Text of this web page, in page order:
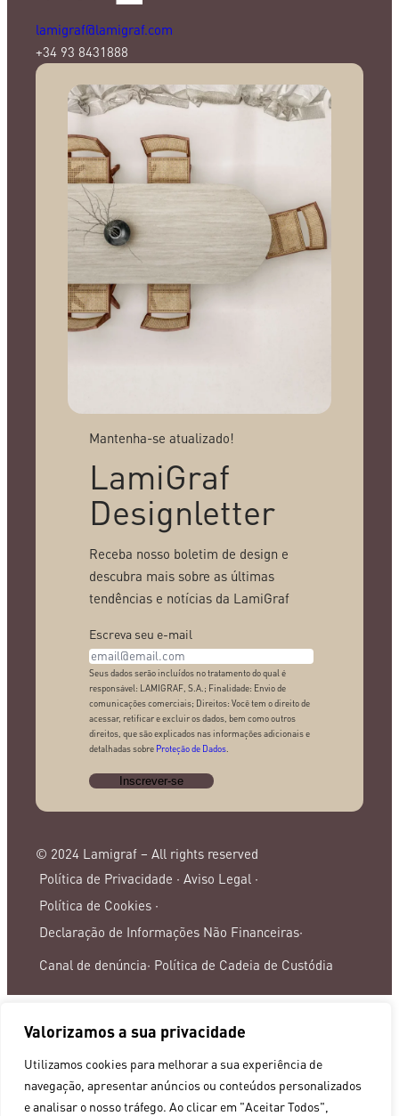
Valorizamos a sua privacidade
Utilizamos cookies para melhorar a sua experiência de
navegação, apresentar anúncios ou conteúdos personalizados
e analisar o nosso tráfego. Ao clicar em "Aceitar Todos",
lamigraf@lamigraf.com
+34 93 8431888
Mantenha-se atualizado!
LamiGraf
Designletter
Receba nosso boletim de design e
descubra mais sobre as últimas
tendências e notícias da LamiGraf
Escreva seu e-mail
Seus dados serão incluídos no tratamento do qual é
responsável: LAMIGRAF, S.A.; Finalidade: Envio de
comunicações comerciais; Direitos: Você tem o direito de
acessar, retificar e excluir os dados, bem como outros
direitos, que são explicados nas informações adicionais e
detalhadas sobre Proteção de Dados.
© 2024 Lamigraf – All rights reserved
Política de Privacidade · Aviso Legal ·
Política de Cookies ·
Declaração de Informações Não Financeiras·
Canal de denúncia· Política de Cadeia de Custódia